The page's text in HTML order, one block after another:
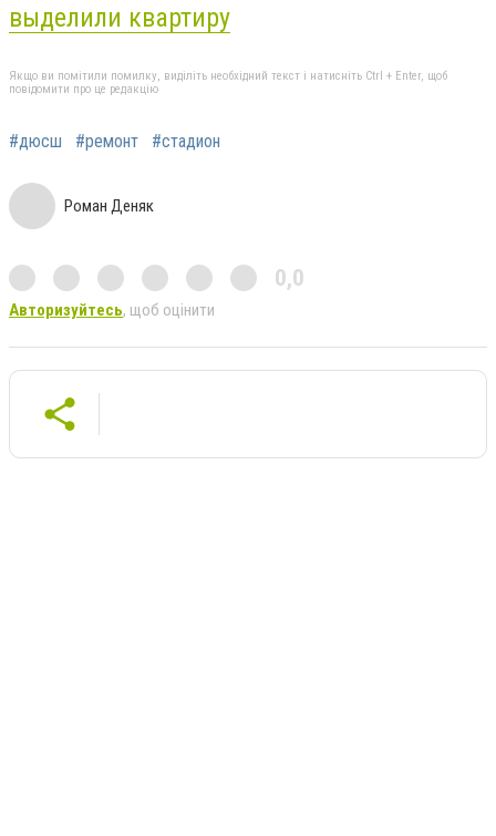
выделили квартиру
Якщо ви помітили помилку, виділіть необхідний текст і натисніть Ctrl + Enter, щоб
повідомити про це редакцію
#дюсш #ремонт #стадион
Роман Деняк
0,0
Авторизуйтесь, щоб оцінити